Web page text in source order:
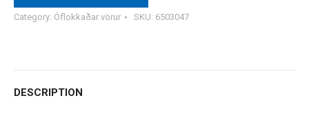
Category: Óflokkaðar vörur SKU: 6503047
DESCRIPTION